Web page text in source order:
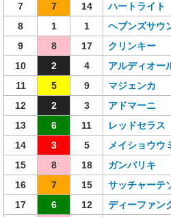
7
7 14 ハートラ
8
1 1 ヘブンズサウ
9
8 17 クリン
10
2 4 アルディオ
11
5 9 マジェ
12
2 3 アドマ
13
6 11 レッドセ
14
3 5 メイショウウ
15
8 18 ガンバ
16
7 15 サッチャーテ
17
6 12 ディーファン